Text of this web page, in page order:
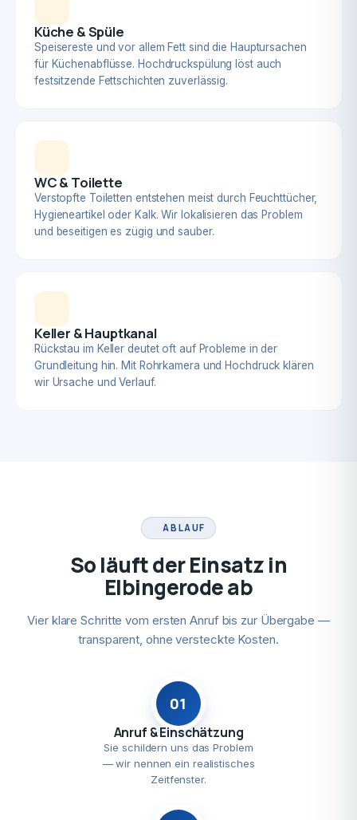
Küche & Spüle
Speisereste und vor allem Fett sind die Hauptursachen
für Küchenabflüsse. Hochdruckspülung löst auch
festsitzende Fettschichten zuverlässig.
WC & Toilette
Verstopfte Toiletten entstehen meist durch Feuchttücher,
Hygieneartikel oder Kalk. Wir lokalisieren das Problem
und beseitigen es zügig und sauber.
Keller & Hauptkanal
Rückstau im Keller deutet oft auf Probleme in der
Grundleitung hin. Mit Rohrkamera und Hochdruck klären
wir Ursache und Verlauf.
ABLAUF
So läuft der Einsatz in
Elbingerode ab
Vier klare Schritte vom ersten Anruf bis zur Übergabe —
transparent, ohne versteckte Kosten.
01
Anruf & Einschätzung
Sie schildern uns das Problem
— wir nennen ein realistisches
Zeitfenster.